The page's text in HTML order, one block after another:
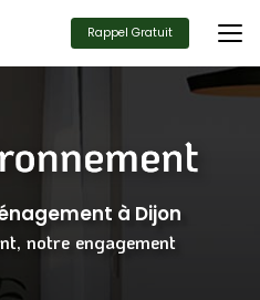
Rappel Gratuit
à Dijon
notre engagement